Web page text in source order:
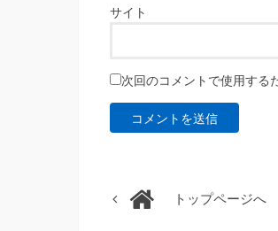
サイト
次回のコメントで使用する
トップページへ